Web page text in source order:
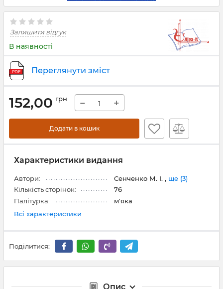
Залишити відгук
В наявності
Переглянути зміст
152,00 грн − +
Додати в кошик
Характеристики видання
Автори: Сенченко М. І. , ще (3)
Кількість сторінок:
76
Палітурка:
м'яка
Всі характеристики
Поділитися:
Опис